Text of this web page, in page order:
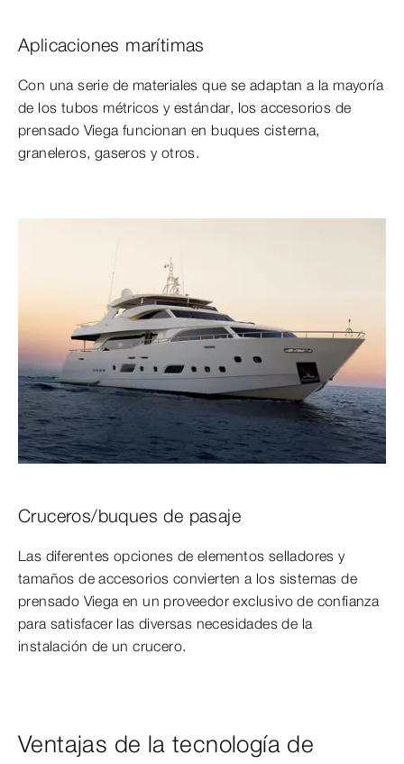
Aplicaciones marítimas
Con una serie de materiales que se adaptan a la mayoría
de los tubos métricos y estándar, los accesorios de
prensado Viega funcionan en buques cisterna,
graneleros, gaseros y otros.
Cruceros/buques de pasaje
Las diferentes opciones de elementos selladores y
tamaños de accesorios convierten a los sistemas de
prensado Viega en un proveedor exclusivo de confianza
para satisfacer las diversas necesidades de la
instalación de un crucero.
Ventajas de la tecnología de